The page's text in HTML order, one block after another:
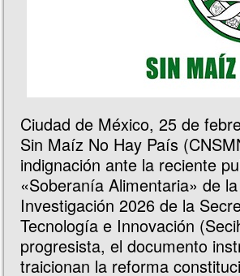
Ciudad de México, 25 de
Sin Maíz No Hay País
indignación ante la reciente
«Soberanía Alimentaria» de
Investigación 2026 de la
Tecnología e Innovación
progresista, el documento
traicionan la reforma